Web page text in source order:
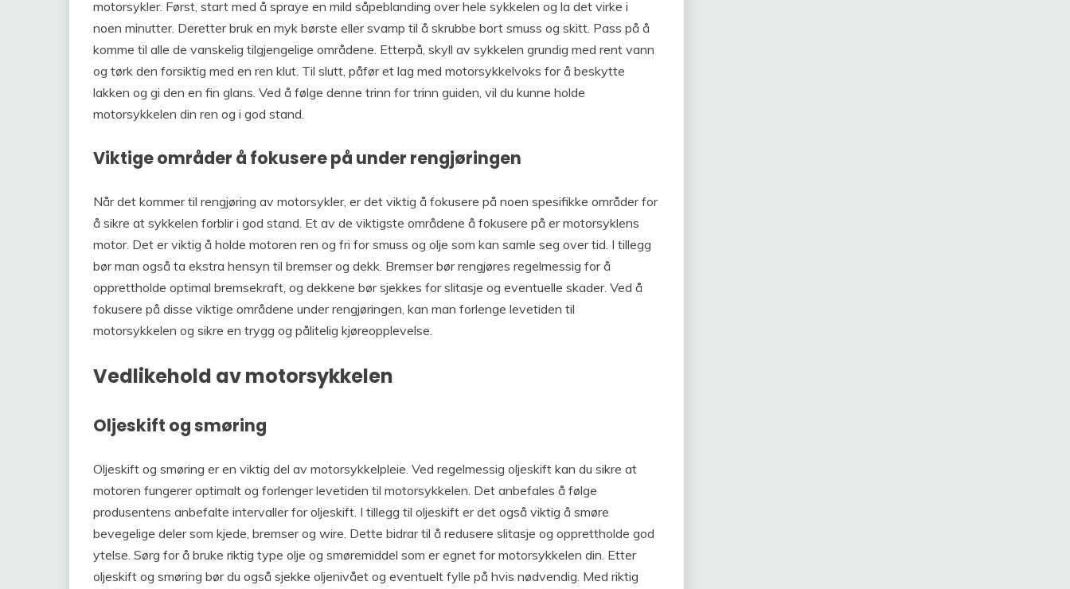
motorsykler. Først, start med å spraye en mild såpeblanding over hele sykkelen og la det virke i
noen minutter. Deretter bruk en myk børste eller svamp til å skrubbe bort smuss og skitt. Pass på å
komme til alle de vanskelig tilgjengelige områdene. Etterpå, skyll av sykkelen grundig med rent vann
og tørk den forsiktig med en ren klut. Til slutt, påfør et lag med motorsykkelvoks for å beskytte
lakken og gi den en fin glans. Ved å følge denne trinn for trinn guiden, vil du kunne holde
motorsykkelen din ren og i god stand.
Viktige områder å fokusere på under rengjøringen
Når det kommer til rengjøring av motorsykler, er det viktig å fokusere på noen spesifikke områder for
å sikre at sykkelen forblir i god stand. Et av de viktigste områdene å fokusere på er motorsyklens
motor. Det er viktig å holde motoren ren og fri for smuss og olje som kan samle seg over tid. I tillegg
bør man også ta ekstra hensyn til bremser og dekk. Bremser bør rengjøres regelmessig for å
opprettholde optimal bremsekraft, og dekkene bør sjekkes for slitasje og eventuelle skader. Ved å
fokusere på disse viktige områdene under rengjøringen, kan man forlenge levetiden til
motorsykkelen og sikre en trygg og pålitelig kjøreopplevelse.
Vedlikehold av motorsykkelen
Oljeskift og smøring
Oljeskift og smøring er en viktig del av motorsykkelpleie. Ved regelmessig oljeskift kan du sikre at
motoren fungerer optimalt og forlenger levetiden til motorsykkelen. Det anbefales å følge
produsentens anbefalte intervaller for oljeskift. I tillegg til oljeskift er det også viktig å smøre
bevegelige deler som kjede, bremser og wire. Dette bidrar til å redusere slitasje og opprettholde god
ytelse. Sørg for å bruke riktig type olje og smøremiddel som er egnet for motorsykkelen din. Etter
oljeskift og smøring bør du også sjekke oljenivået og eventuelt fylle på hvis nødvendig. Med riktig